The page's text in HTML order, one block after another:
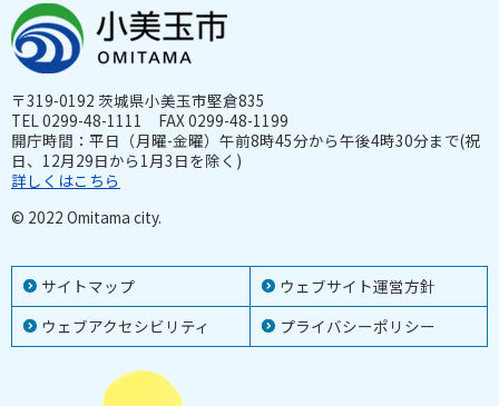
サイトマップ
ウェブサイト運営方針
ウェブアクセシビリティ
プライバシーポリシー
〒319-0192 茨城県小美玉市堅倉835
TEL 0299-48-1111 FAX 0299-48-1199
開庁時間：平日（月曜-金曜）午前8時45分から午後4時30分まで(祝
日、12月29日から1月3日を除く)
詳しくはこちら
© 2022 Omitama city.